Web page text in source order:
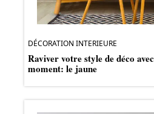
DÉCORATION INTERIEURE
Raviver votre style de déco
moment: le jaune